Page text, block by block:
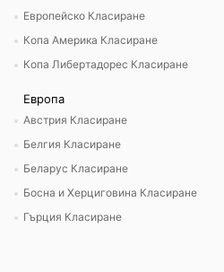
Европейско Класиране
Копа Америка Класиране
Копа Либертадорес Класиране
Европа
Австрия Класиране
Белгия Класиране
Беларус Класиране
Босна и Херциговина Класиране
Гърция Класиране